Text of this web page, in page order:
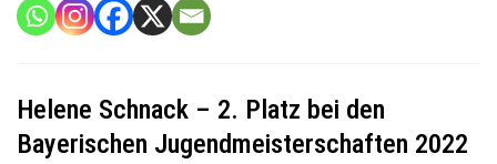
Helene Schnack – 2. Platz bei den
Bayerischen Jugendmeisterschaften 2022